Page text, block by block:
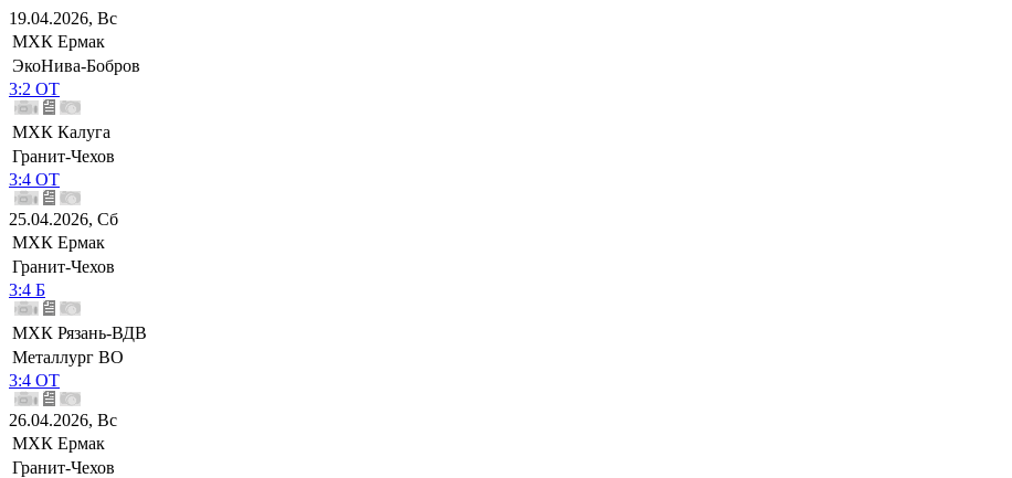
19.04.2026, Вс
МХК Ермак
ЭкоНива-Бобров
3:2 ОТ
МХК Калуга
Гранит-Чехов
3:4 ОТ
25.04.2026, Сб
МХК Ермак
Гранит-Чехов
3:4 Б
МХК Рязань-ВДВ
Металлург ВО
3:4 ОТ
26.04.2026, Вс
МХК Ермак
Гранит-Чехов